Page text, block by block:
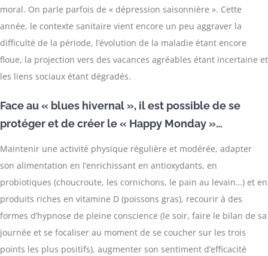
moral. On parle parfois de « dépression saisonnière ». Cette
année, le contexte sanitaire vient encore un peu aggraver la
difficulté de la période, l’évolution de la maladie étant encore
floue, la projection vers des vacances agréables étant incertaine et
les liens sociaux étant dégradés.
Face au « blues hivernal », il est possible de se
protéger et de créer le « Happy Monday »…
Maintenir une activité physique régulière et modérée, adapter
son alimentation en l’enrichissant en antioxydants, en
probiotiques (choucroute, les cornichons, le pain au levain…) et en
produits riches en vitamine D (poissons gras), recourir à des
formes d’hypnose de pleine conscience (le soir, faire le bilan de sa
journée et se focaliser au moment de se coucher sur les trois
points les plus positifs), augmenter son sentiment d’efficacité